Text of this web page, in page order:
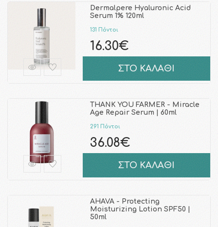
Dermalpere Hyaluronic Acid
Serum 1% 120ml
131 Πόντοι
16.30€
ΣΤΟ ΚΑΛΑΘΙ
THANK YOU FARMER - Miracle
Age Repair Serum | 60ml
291 Πόντοι
36.08€
ΣΤΟ ΚΑΛΑΘΙ
AHAVA - Protecting
Moisturizing Lotion SPF50 |
50ml